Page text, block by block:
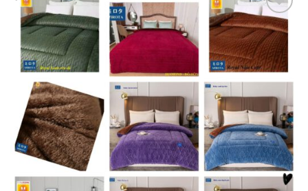
Add to
wishlist